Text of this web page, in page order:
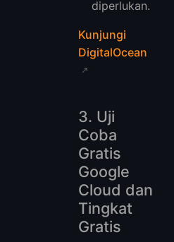
diperlukan.
Kunjungi
DigitalOcean
3. Uji
Coba
Gratis
Google
Cloud dan
Tingkat
Gratis